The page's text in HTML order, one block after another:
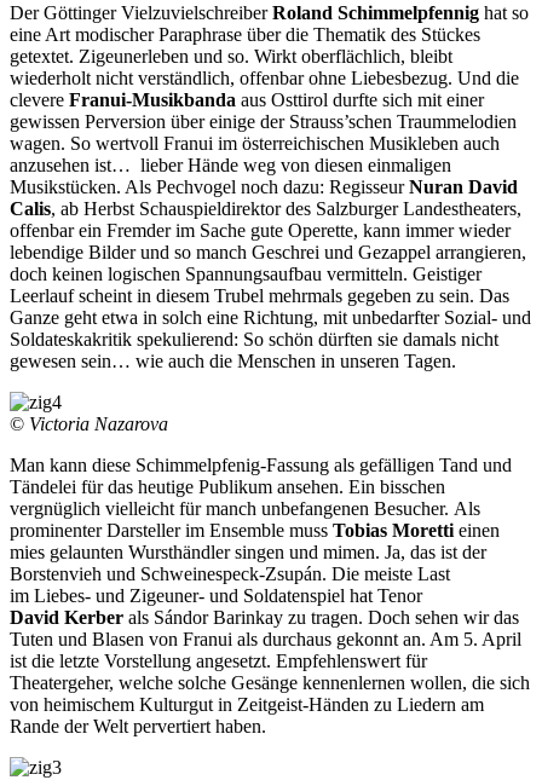
Der Göttinger VielzuvielschreiberRoland Schimmelpfennig hat so
eine Art modischer Paraphrase über die Thematik des Stückes
getextet. Zigeunerleben und so. Wirkt oberflächlich, bleibt
wiederholt nicht verständlich, offenbar ohne Liebesbezug. Und die
clevere Franui-Musikbanda aus Osttirol durfte sich mit einer
gewissen Perversion über einige der Strauss’schen Traummelodien
wagen. So wertvoll Franui im österreichischen Musikleben auch
anzusehen ist… lieber Hände weg von diesen einmaligen
Musikstücken. Als Pechvogel noch dazu: RegisseurNuran David
Calis, ab Herbst Schauspieldirektor des Salzburger Landestheaters,
offenbar ein Fremder im Sache gute Operette, kann immer wieder
lebendige Bilder und so manch Geschrei und Gezappel arrangieren,
doch keinen logischen Spannungsaufbau vermitteln. Geistiger
Leerlauf scheint in diesem Trubel mehrmals gegeben zu sein. Das
Ganze geht etwa in solch eine Richtung, mit unbedarfter Sozial- und
Soldateskakritik spekulierend: So schön dürften sie damals nicht
gewesen sein… wie auch die Menschen in unseren Tagen.
© Victoria Nazarova
Man kann diese Schimmelpfenig-Fassung als gefälligen Tand und
Tändelei für das heutige Publikum ansehen. Ein bisschen
vergnüglich vielleicht für manch unbefangenen Besucher. Als
prominenter Darsteller im Ensemble muss Tobias Moretti einen
mies gelaunten Wursthändler singen und mimen. Ja, das ist der
Borstenvieh und Schweinespeck-Zsupán. Die meiste Last
im Liebes- und Zigeuner- und Soldatenspiel hat Tenor
David Kerber als Sándor Barinkay zu tragen. Doch sehen wir das
Tuten und Blasen von Franui als durchaus gekonnt an. Am 5. April
ist die letzte Vorstellung angesetzt. Empfehlenswert für
Theatergeher, welche solche Gesänge kennenlernen wollen, die sich
von heimischem Kulturgut in Zeitgeist-Händen zu Liedern am
Rande der Welt pervertiert haben.